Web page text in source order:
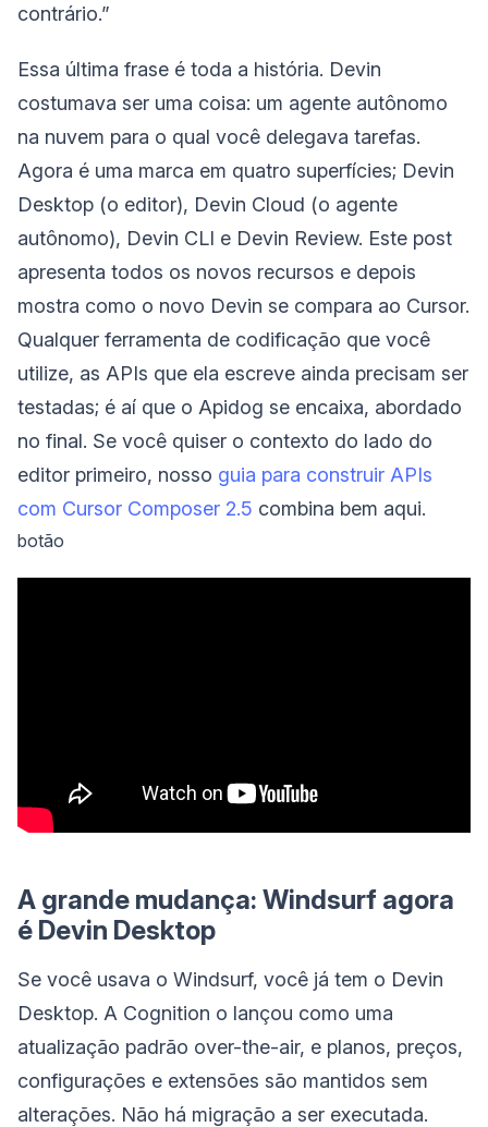
contrário.”
Essa última frase é toda a história. Devin
costumava ser uma coisa: um agente autônomo
na nuvem para o qual você delegava tarefas.
Agora é uma marca em quatro superfícies; Devin
Desktop (o editor), Devin Cloud (o agente
autônomo), Devin CLI e Devin Review. Este post
apresenta todos os novos recursos e depois
mostra como o novo Devin se compara ao Cursor.
Qualquer ferramenta de codificação que você
utilize, as APIs que ela escreve ainda precisam ser
testadas; é aí que o Apidog se encaixa, abordado
no final. Se você quiser o contexto do lado do
editor primeiro, nosso guia para construir APIs
com Cursor Composer 2.5 combina bem aqui.
botão
A grande mudança: Windsurf agora
é Devin Desktop
Se você usava o Windsurf, você já tem o Devin
Desktop. A Cognition o lançou como uma
atualização padrão over-the-air, e planos, preços,
configurações e extensões são mantidos sem
alterações. Não há migração a ser executada.